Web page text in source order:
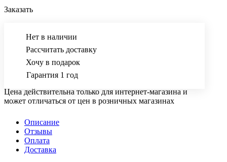
Заказать
Нет в наличии
Рассчитать доставку
Хочу в подарок
Гарантия 1 год
Цена действительна только для интернет-магазина и
может отличаться от цен в розничных магазинах
Описание
Отзывы
Оплата
Доставка